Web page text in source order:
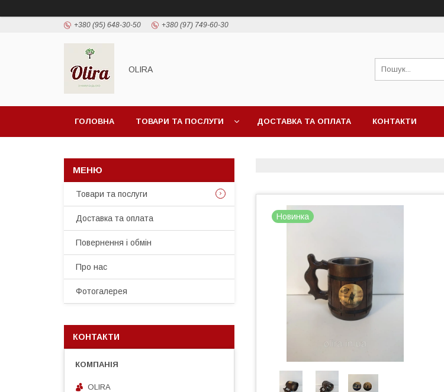
+380 (95) 648-30-50 +380 (97) 749-60-30
OLIRA
ГОЛОВНА ТОВАРИ ТА ПОСЛУГИ ДОСТАВКА ТА ОПЛАТА КОНТАКТИ
Новинка
Товари та послуги
Доставка та оплата
Повернення і обмін
Про нас
Фотогалерея
КОНТАКТИ
OLIRA